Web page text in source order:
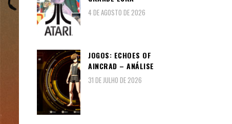
4 DE AGOSTO DE 2026
JOGOS: ECHOES OF
AINCRAD – ANÁLISE
31 DE JULHO DE 2026